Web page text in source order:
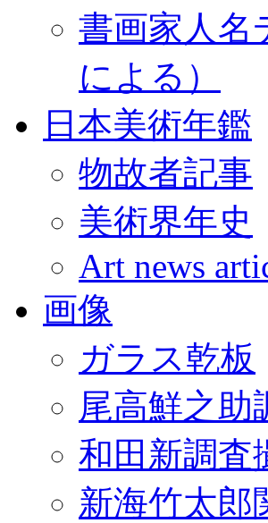
書画家人名
による）
日本美術年鑑
物故者記事
美術界年史
Art news
画像
ガラス乾板
尾高鮮之助
和田新調査
新海竹太郎